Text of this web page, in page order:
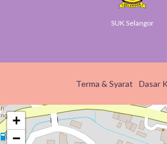
SUK Selangor
Terma & Syarat Dasar
+
−